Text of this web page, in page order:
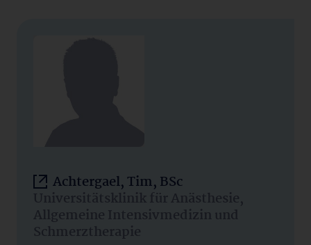
Achtergael, Tim, BSc
Universitätsklinik für Anästhesie,
Allgemeine Intensivmedizin und
Schmerztherapie